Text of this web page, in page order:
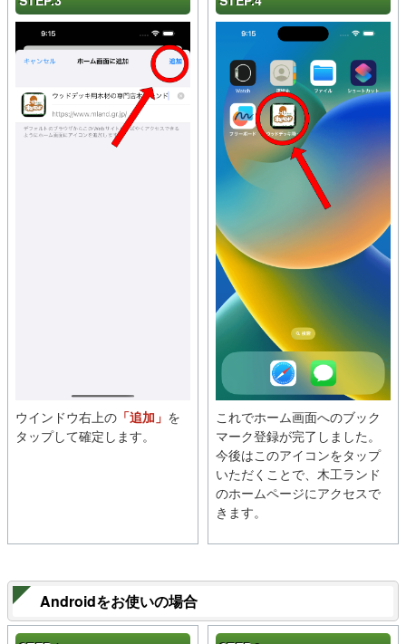
ウインドウ右上の 「追加」 を
タップして確定します。
これでホーム画面へのブック
マーク登録が完了しました。
今後はこのアイコンをタップ
いただくことで、木工ランド
のホームページにアクセスで
きます。
Androidをお使いの場合